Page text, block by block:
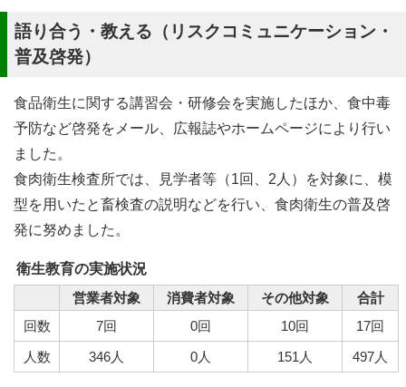
語り合う・教える（リスクコミュニケーション・
普及啓発）
食品衛生に関する講習会・研修会を実施したほか、食中毒
予防など啓発をメール、広報誌やホームページにより行い
ました。
食肉衛生検査所では、見学者等（1回、2人）を対象に、模
型を用いたと畜検査の説明などを行い、食肉衛生の普及啓
発に努めました。
衛生教育の実施状況
営業者対象
消費者対象 その他対象
合計
回数
7回 0回 10回
17回
人数
346人 0人 151人 497人